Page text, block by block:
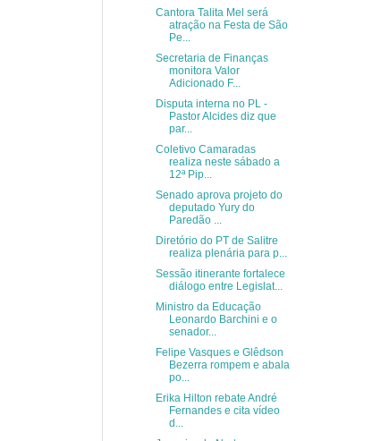
Cantora Talita Mel será
atração na Festa de São
Pe...
Secretaria de Finanças
monitora Valor
Adicionado F...
Disputa interna no PL -
Pastor Alcides diz que
par...
Coletivo Camaradas
realiza neste sábado a
12ª Pip...
Senado aprova projeto do
deputado Yury do
Paredão ...
Diretório do PT de Salitre
realiza plenária para p...
Sessão itinerante fortalece
diálogo entre Legislat...
Ministro da Educação
Leonardo Barchini e o
senador...
Felipe Vasques e Glêdson
Bezerra rompem e abala
po...
Erika Hilton rebate André
Fernandes e cita vídeo
d...